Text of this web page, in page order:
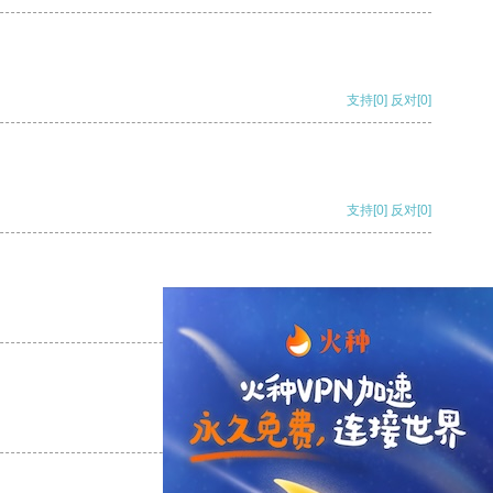
支持[0] 反对[0]
支持[0] 反对[0]
支持 [0] 反对[0]